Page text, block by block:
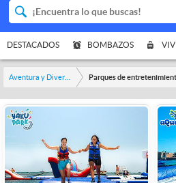
DESTACADOS BOMBAZOS
Aventura y Diversión Parques de